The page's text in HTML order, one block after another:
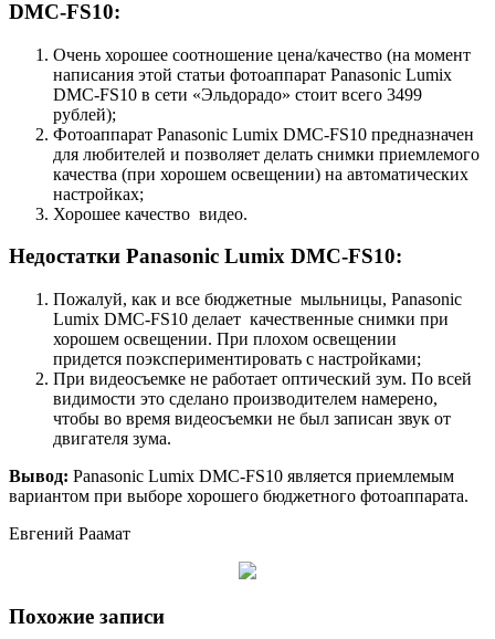
DMC-FS10:
Очень хорошее соотношение цена/качество (на момент
написания этой статьи фотоаппарат Panasonic Lumix
DMC-FS10 в сети «Эльдорадо» стоит всего 3499
рублей);
Фотоаппарат Panasonic Lumix DMC-FS10 предназначен
для любителей и позволяет делать снимки приемлемого
качества (при хорошем освещении) на автоматических
настройках;
Хорошее качество видео.
Недостатки Panasonic Lumix DMC-FS10:
Пожалуй, как и все бюджетные мыльницы, Panasonic
Lumix DMC-FS10 делает качественные снимки при
хорошем освещении. При плохом освещении
придется поэкспериментировать с настройками;
При видеосъемке не работает оптический зум. По всей
видимости это сделано производителем намерено,
чтобы во время видеосъемки не был записан звук от
двигателя зума.
Вывод: Panasonic Lumix DMC-FS10 является приемлемым
вариантом при выборе хорошего бюджетного фотоаппарата.
Евгений Раамат
Похожие записи